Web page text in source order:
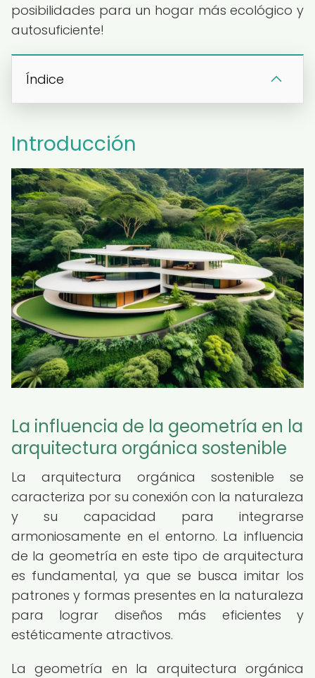
posibilidades para un hogar más ecológico y
autosuficiente!
Índice
Introducción
La influencia de la geometría en la
arquitectura orgánica sostenible
La arquitectura orgánica sostenible se
caracteriza por su conexión con la naturaleza
y su capacidad para integrarse
armoniosamente en el entorno. La influencia
de la geometría en este tipo de arquitectura
es fundamental, ya que se busca imitar los
patrones y formas presentes en la naturaleza
para lograr diseños más eficientes y
estéticamente atractivos.
La geometría en la arquitectura orgánica